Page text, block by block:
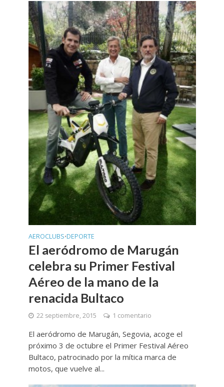
AEROCLUBS•DEPORTE
El aeródromo de Marugán
celebra su Primer Festival
Aéreo de la mano de la
renacida Bultaco
22 septiembre, 2015 1 comentario
El aeródromo de Marugán, Segovia, acoge el
próximo 3 de octubre el Primer Festival Aéreo
Bultaco, patrocinado por la mítica marca de
motos, que vuelve al...